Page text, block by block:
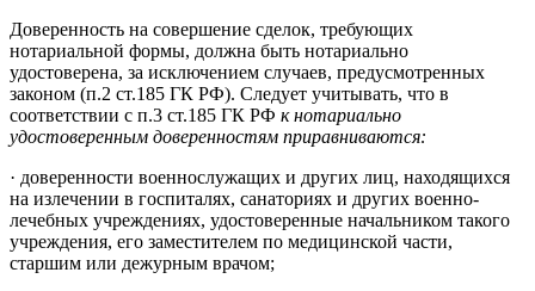
Доверенность на совершение сделок, требующих
нотариальной формы, должна быть нотариально
удостоверена, за исключением случаев, предусмотренных
законом (п.2 ст.185 ГК РФ). Следует учитывать, что в
соответствии с п.3 ст.185 ГК РФ к нотариально
удостоверенным доверенностям приравниваются:
· доверенности военнослужащих и других лиц, находящихся
на излечении в госпиталях, санаториях и других военно-
лечебных учреждениях, удостоверенные начальником такого
учреждения, его заместителем по медицинской части,
старшим или дежурным врачом;